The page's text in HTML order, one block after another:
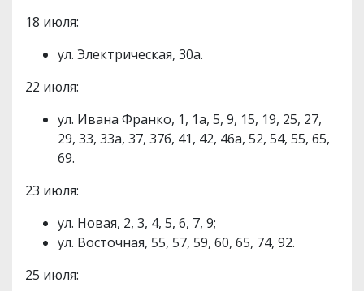
18 июля:
ул. Электрическая, 30а.
22 июля:
ул. Ивана Франко, 1, 1а, 5, 9, 15, 19, 25, 27,
29, 33, 33а, 37, 37б, 41, 42, 46а, 52, 54, 55, 65,
69.
23 июля:
ул. Новая, 2, 3, 4, 5, 6, 7, 9;
ул. Восточная, 55, 57, 59, 60, 65, 74, 92.
25 июля: